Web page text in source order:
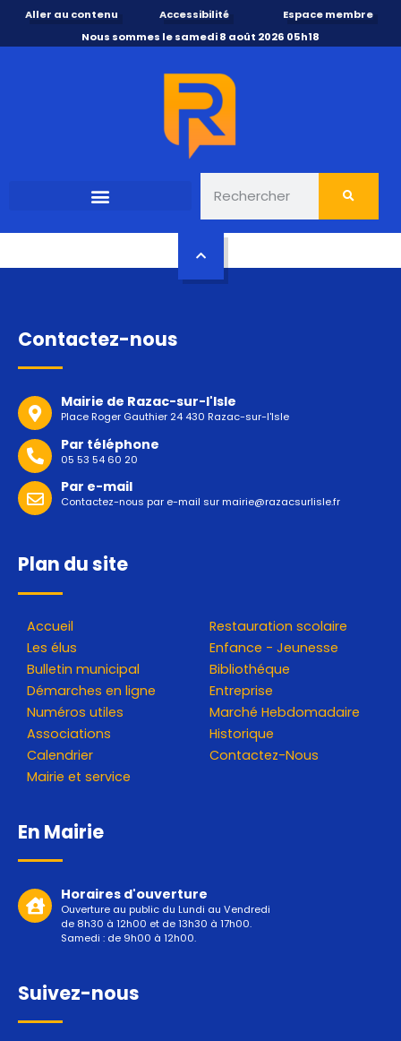
Aller au contenu Accessibilité
Espace membre
Nous sommes le samedi 8 août 2026 05h18
Contactez-nous
Mairie de Razac-sur-l'Isle
Place Roger Gauthier 24 430 Razac-sur-l'Isle
Par téléphone
05 53 54 60 20
Par e-mail
Contactez-nous par e-mail surmairie@razacsurlisle.fr
Plan du site
Accueil
Les élus
Bulletin municipal
Démarches en ligne
Numéros utiles
Associations
Calendrier
Mairie et service
Restauration scolaire
Enfance - Jeunesse
Bibliothéque
Entreprise
Marché Hebdomadaire
Historique
Contactez-Nous
En Mairie
Horaires d'ouverture
Ouverture au public du Lundi au Vendredi
de 8h30 à 12h00 et de 13h30 à 17h00.
Samedi : de 9h00 à 12h00.
Suivez-nous